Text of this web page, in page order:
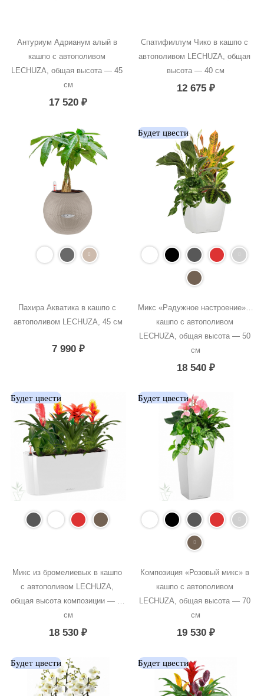
Антуриум Адрианум алый в
кашпо с автополивом
LECHUZA, общая высота — 45
см
17 520₽
Спатифиллум Чико в кашпо с
автополивом LECHUZA, общая
высота — 40 см
12 675 ₽
Пахира Акватика в кашпо с
автополивом LECHUZA, 45 см
7 990 ₽
Будет цвести
Микс «Радужное настроение» в
кашпо с автополивом
LECHUZA, общая высота — 50
см
18 540 ₽
Будет цвести
Микс из бромелиевых в кашпо
с автополивом LECHUZA,
общая высота композиции — 50
см
18 530₽
Будет цвести
Композиция «Розовый микс» в
кашпо с автополивом
LECHUZA, общая высота — 70
см
19 530 ₽
Будет цвести Будет цвести